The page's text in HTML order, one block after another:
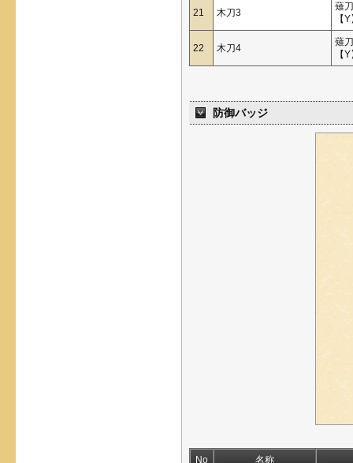
21 木刀3
薙
【
22 木刀4
薙
【
防御バッジ
No 名称